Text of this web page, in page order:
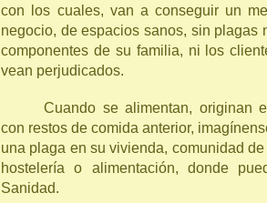
con los cuales, van a conseguir un
negocio, de espacios sanos, sin
componentes de su familia, ni los
vean perjudicados.
Cuando se alimentan, originan
con restos de comida anterior,
una plaga en su vivienda, comunidad
hostelería o alimentación, donde
Sanidad.